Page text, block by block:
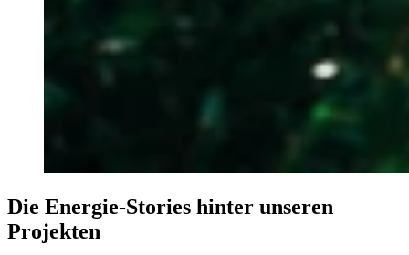
Die Energie-Stories hinter unseren
Projekten